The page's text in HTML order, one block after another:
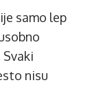
samo lep
nisu